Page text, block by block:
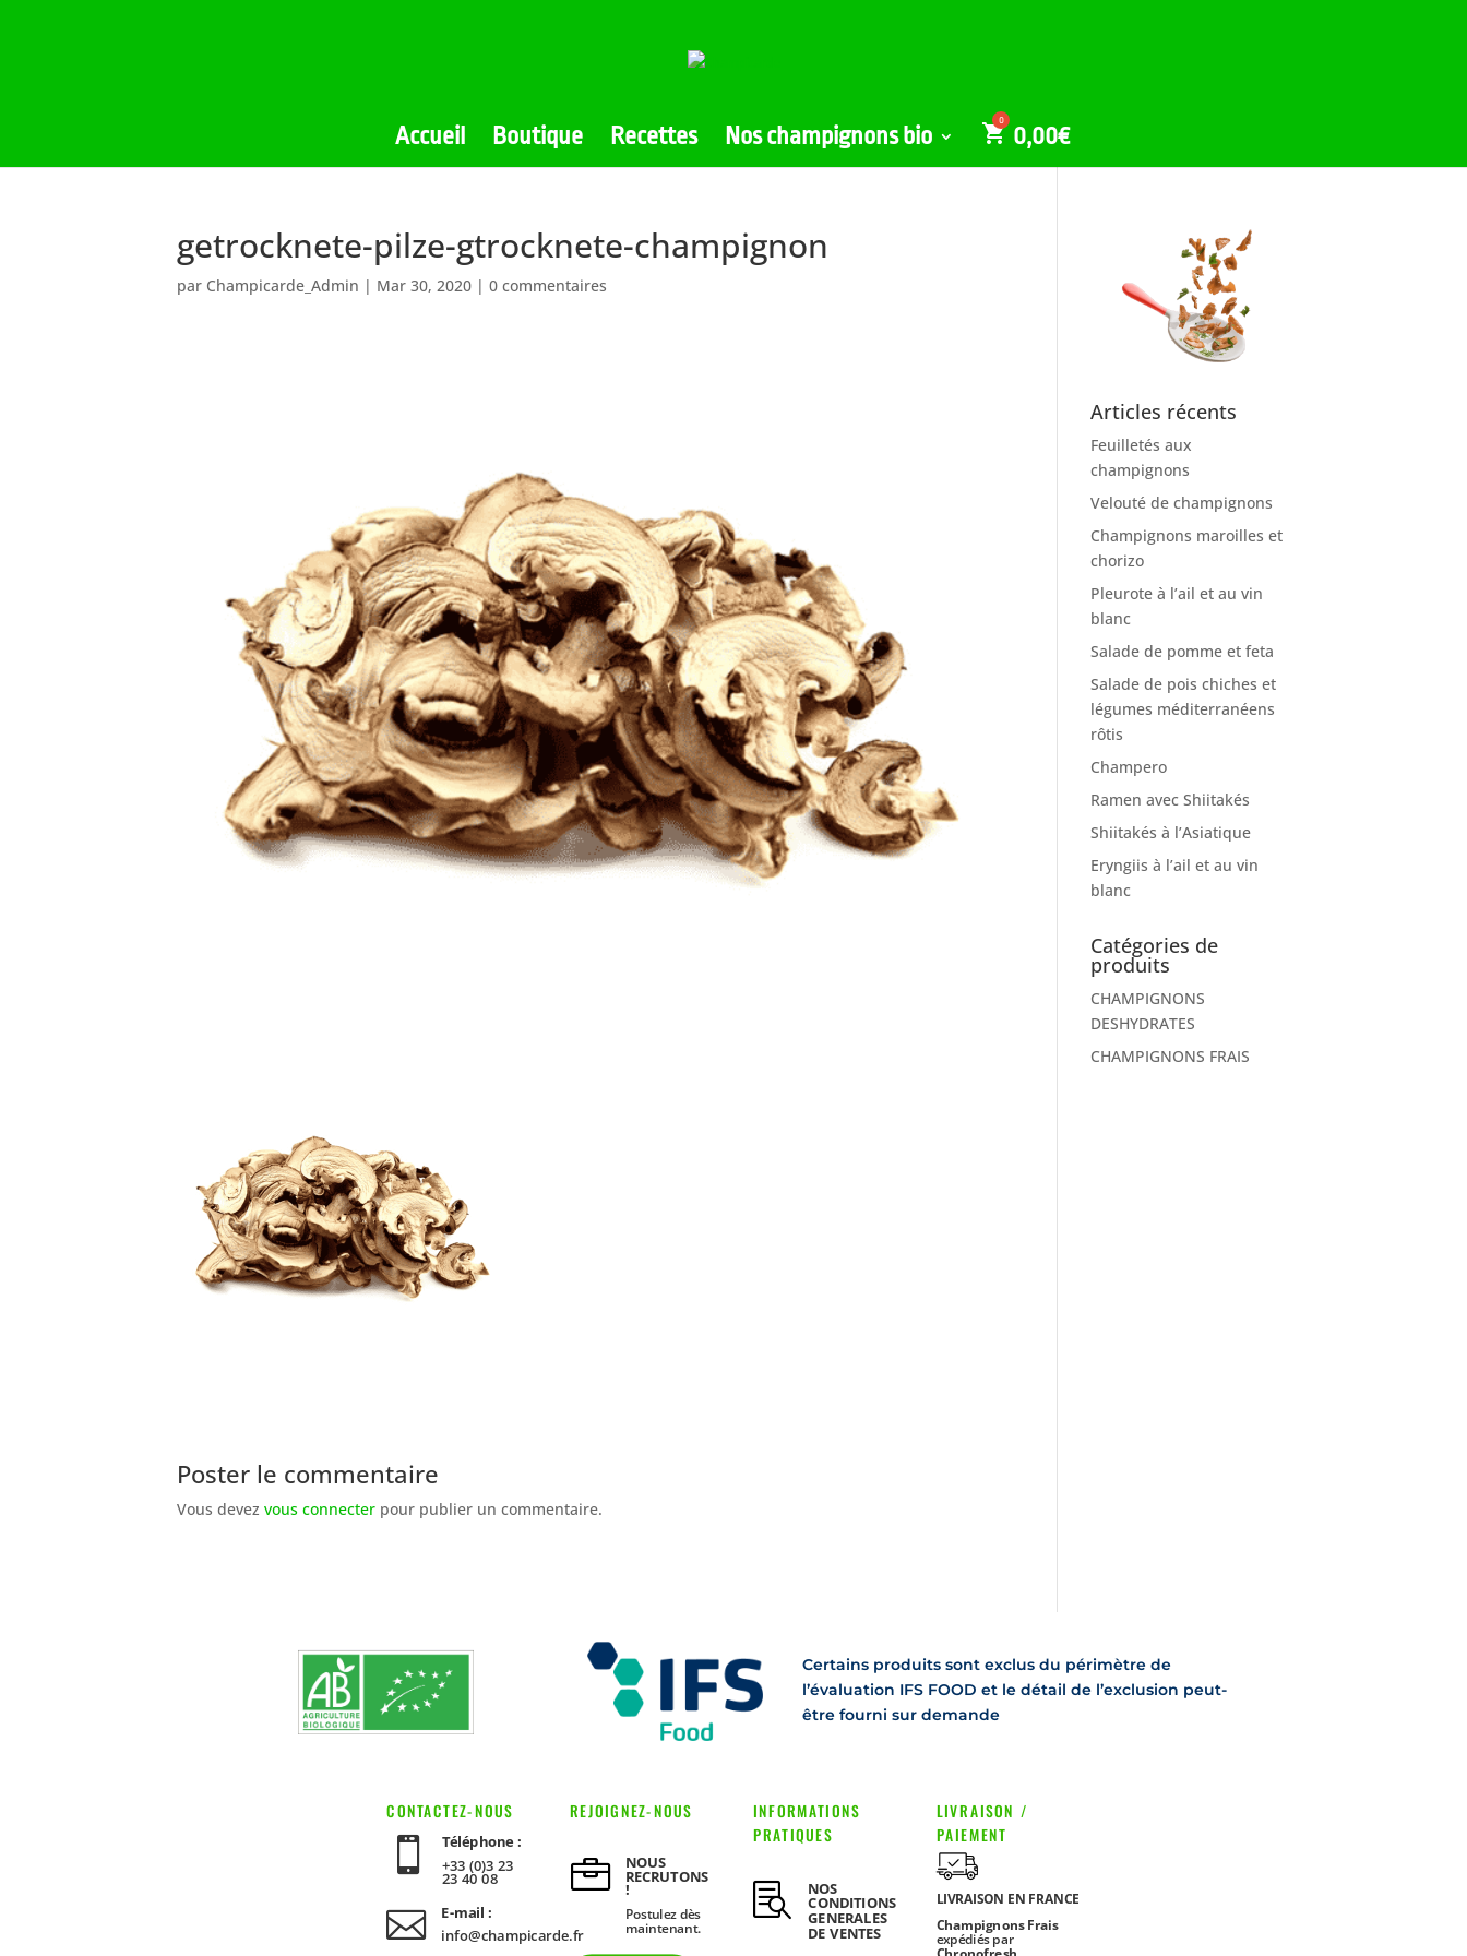
Accueil Boutique Recettes Nos champignons bio 0,00€
getrocknete-pilze-gtrocknete-champignon
par Champicarde_Admin | Mar 30, 2020 | 0 commentaires
Poster le commentaire
Vous devez vous connecter pour publier un commentaire.
Articles récents
Feuilletés aux
champignons
Velouté de champignons
Champignons maroilles et
chorizo
Pleurote à l’ail et au vin
blanc
Salade de pomme et feta
Salade de pois chiches et
légumes méditerranéens
rôtis
Champero
Ramen avec Shiitakés
Shiitakés à l’Asiatique
Eryngiis à l’ail et au vin
blanc
Catégories de
produits
CHAMPIGNONS
DESHYDRATES
CHAMPIGNONS FRAIS
Certains produits sont exclus du périmètre de
l’évaluation IFS FOOD et le détail de l’exclusion peut-
être fourni sur demande
CONTACTEZ-NOUS

Téléphone :
+33 (0)3 23
23 40 08

E-mail :
info@champicarde.fr
REJOIGNEZ-NOUS
 NOUS
RECRUTONS
!
Postulez dès
maintenant.
INFORMATIONS
PRATIQUES
 NOS
CONDITIONS
GENERALES
DE VENTES
LIVRAISON /
PAIEMENT
LIVRAISON EN FRANCE
Champignons Frais
expédiés par
Chronofresh,